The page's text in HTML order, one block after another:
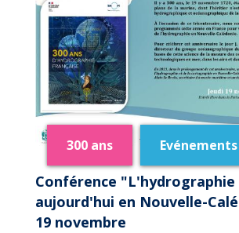
300 ans Evénements
Conférence "L'hydrographie
aujourd'hui en Nouvelle-
19 novembre